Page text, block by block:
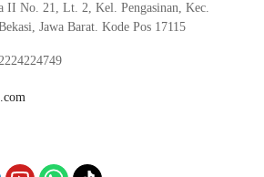
II No. 21, Lt. 2, Kel. Pengasinan, Kec.
Jawa Barat. Kode Pos 17115